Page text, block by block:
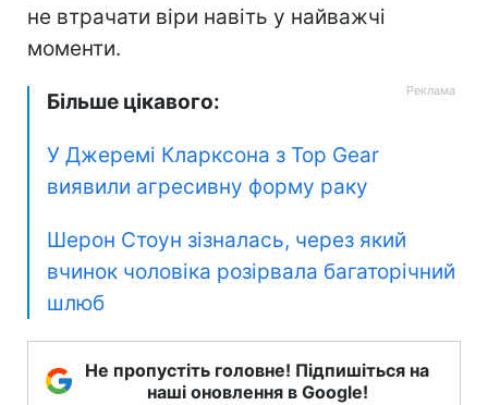
не втрачати віри навіть у найважчі
моменти.
Більше цікавого:
У Джеремі Кларксона з Top Gear
виявили агресивну форму раку
Шерон Стоун зізналась, через який
вчинок чоловіка розірвала багаторічний
шлюб
Не пропустіть головне! Підпишіться на
наші оновлення в Google!